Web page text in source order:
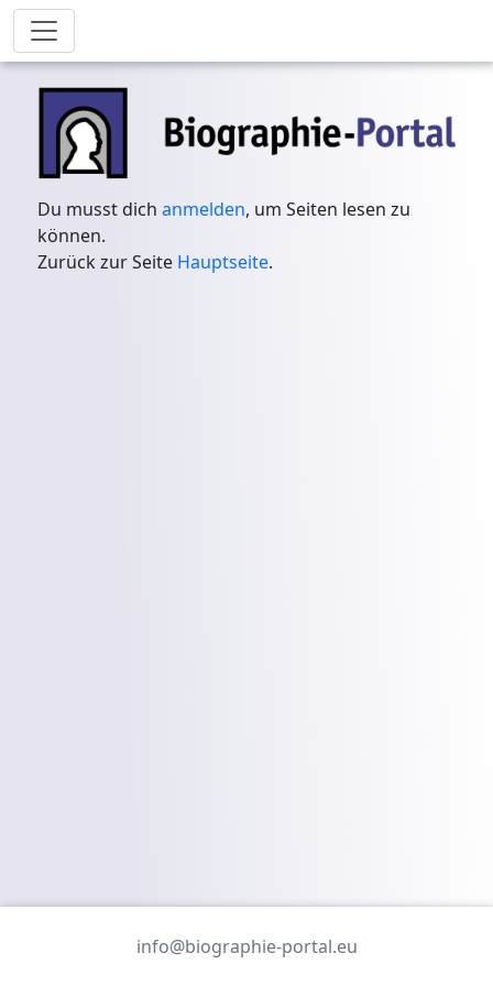
Du musst dichanmelden, um Seiten lesen zu
können.
Zurück zur Seite Hauptseite.
info@biographie-portal.eu